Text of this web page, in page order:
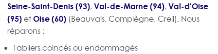
Seine-Saint-Denis (93), Val-de-Marne (94), Val-d'Oise
(95) etOise (60) (Beauvais, Compiègne, Creil). Nous
réparons :
Tabliers coincés ou endommagés